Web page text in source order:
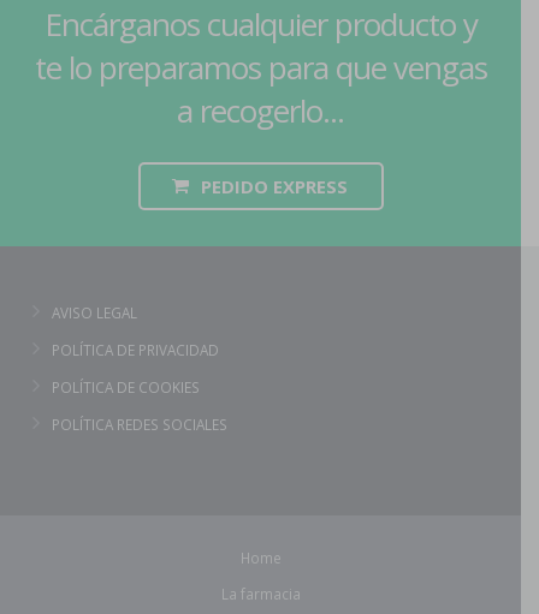
Encárganos cualquier producto y
te lo preparamos para que vengas
a recogerlo...
PEDIDO EXPRESS
AVISO LEGAL
POLÍTICA DE PRIVACIDAD
POLÍTICA DE COOKIES
POLÍTICA REDES SOCIALES
Home
La farmacia